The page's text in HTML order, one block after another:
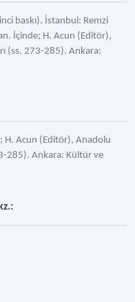
baskı). İstanbul: Remzi
İçinde; H. Acun (Editör),
(ss. 273-285). Ankara:
H. Acun (Editör), Anadolu
285). Ankara: Kültür ve